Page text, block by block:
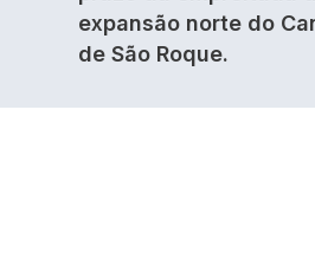
expansão norte do
de São Roque.